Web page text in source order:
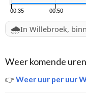
00:35 00:50
🌧️In Willebroek,
Weer komende uren
👉Weer uur per uur